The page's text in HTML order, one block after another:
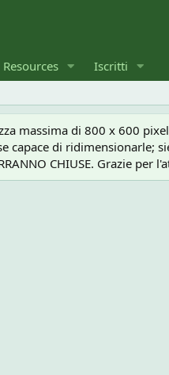
Resources Iscritti
massima di 800 x 600
di ridimensionarle;
CHIUSE. Grazie per